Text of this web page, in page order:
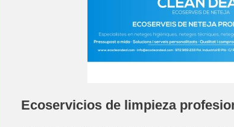
Ecoservicios de limpieza